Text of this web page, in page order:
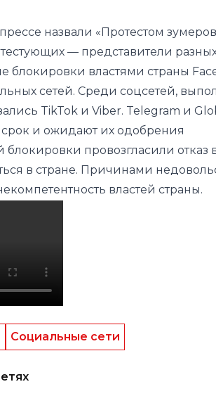
назвали «Протестом
— представители
блокировки властями страны
сетей. Среди соцсетей,
TikTok и Viber. Telegram и
и ожидают их одобрения
провозгласили отказ
в стране. Причинами
властей страны.
Социальные сети